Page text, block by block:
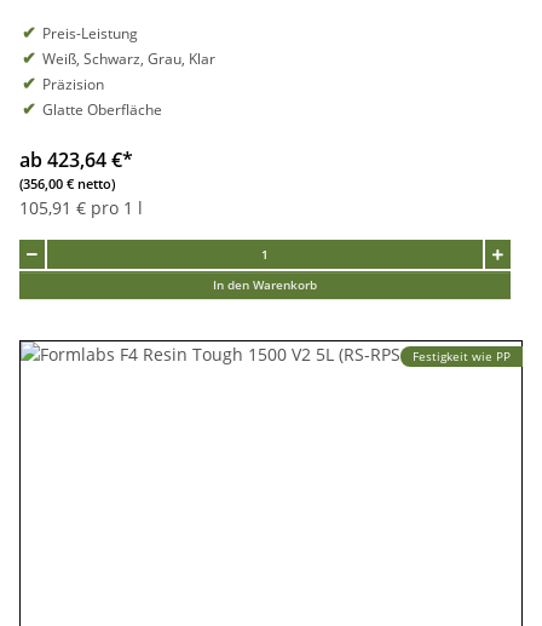
Preis-Leistung
Weiß, Schwarz, Grau, Klar
Präzision
Glatte Oberfläche
ab 423,64 €*
(356,00 € netto)
105,91 € pro 1 l
In den Warenkorb
Festigkeit wie PP